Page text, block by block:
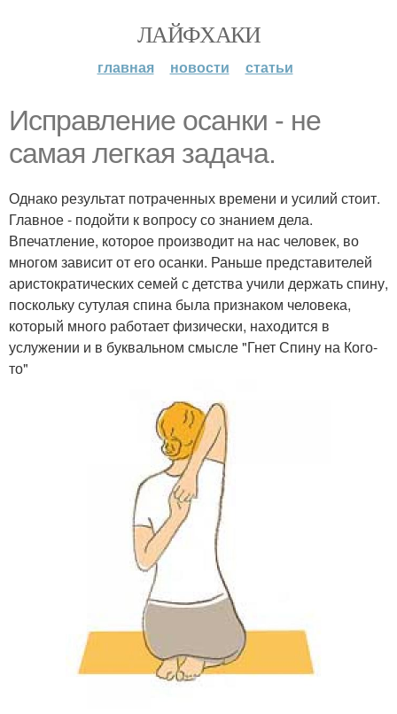
ЛАЙФХАКИ
главная новости статьи
Исправление осанки - не
самая легкая задача.
Однако результат потраченных времени и усилий стоит.
Главное - подойти к вопросу со знанием дела.
Впечатление, которое производит на нас человек, во
многом зависит от его осанки. Раньше представителей
аристократических семей с детства учили держать спину,
поскольку сутулая спина была признаком человека,
который много работает физически, находится в
услужении и в буквальном смысле "Гнет Спину на Кого-
то"